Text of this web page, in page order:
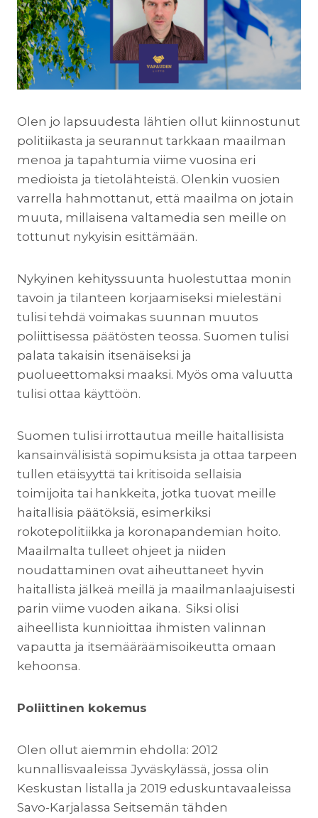
Olen jo lapsuudesta lähtien ollut kiinnostunut
politiikasta ja seurannut tarkkaan maailman
menoa ja tapahtumia viime vuosina eri
medioista ja tietolähteistä. Olenkin vuosien
varrella hahmottanut, että maailma on jotain
muuta, millaisena valtamedia sen meille on
tottunut nykyisin esittämään.
Nykyinen kehityssuunta huolestuttaa monin
tavoin ja tilanteen korjaamiseksi mielestäni
tulisi tehdä voimakas suunnan muutos
poliittisessa päätösten teossa. Suomen tulisi
palata takaisin itsenäiseksi ja
puolueettomaksi maaksi. Myös oma valuutta
tulisi ottaa käyttöön.
Suomen tulisi irrottautua meille haitallisista
kansainvälisistä sopimuksista ja ottaa tarpeen
tullen etäisyyttä tai kritisoida sellaisia
toimijoita tai hankkeita, jotka tuovat meille
haitallisia päätöksiä, esimerkiksi
rokotepolitiikka ja koronapandemian hoito.
Maailmalta tulleet ohjeet ja niiden
noudattaminen ovat aiheuttaneet hyvin
haitallista jälkeä meillä ja maailmanlaajuisesti
parin viime vuoden aikana. Siksi olisi
aiheellista kunnioittaa ihmisten valinnan
vapautta ja itsemääräämisoikeutta omaan
kehoonsa.
Poliittinen kokemus
Olen ollut aiemmin ehdolla: 2012
kunnallisvaaleissa Jyväskylässä, jossa olin
Keskustan listalla ja 2019 eduskuntavaaleissa
Savo-Karjalassa Seitsemän tähden